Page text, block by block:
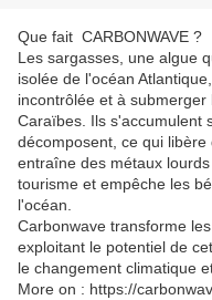
Que fait CARBONWAVE ?
Les sargasses, une algue
isolée de l'océan
incontrôlée et à
Caraïbes. Ils s'accumulent
décomposent, ce qui
entraîne des métaux
tourisme et empêche les
l'océan.
Carbonwave transforme
exploitant le potentiel de
le changement climatique
More on : https://